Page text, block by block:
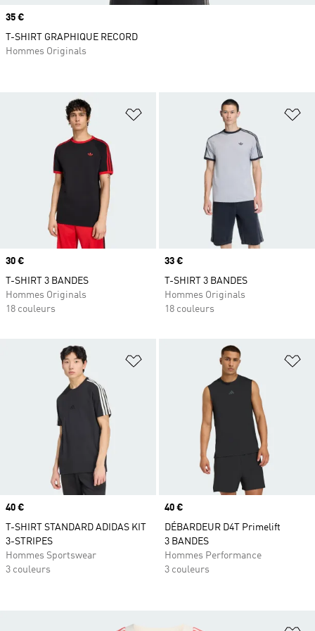
Ajouter à la Liste de produits
Prix
30 €
T-SHIRT 3 BANDES
Hommes Originals
18 couleurs
Prix
33 €
T-SHIRT 3 BANDES
Hommes Originals
18 couleurs
Ajouter à la Liste de produits
Prix
40 €
T-SHIRT STANDARD ADIDAS KIT
3-STRIPES
Hommes Sportswear
3 couleurs
Prix
40 €
DÉBARDEUR D4T Primelift
3 BANDES
Hommes Performance
3 couleurs
Prix
35 €
T-SHIRT GRAPHIQUE RECORD
Hommes Originals